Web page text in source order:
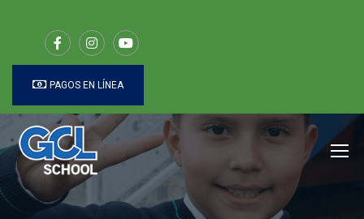
PAGOS EN LÍNEA